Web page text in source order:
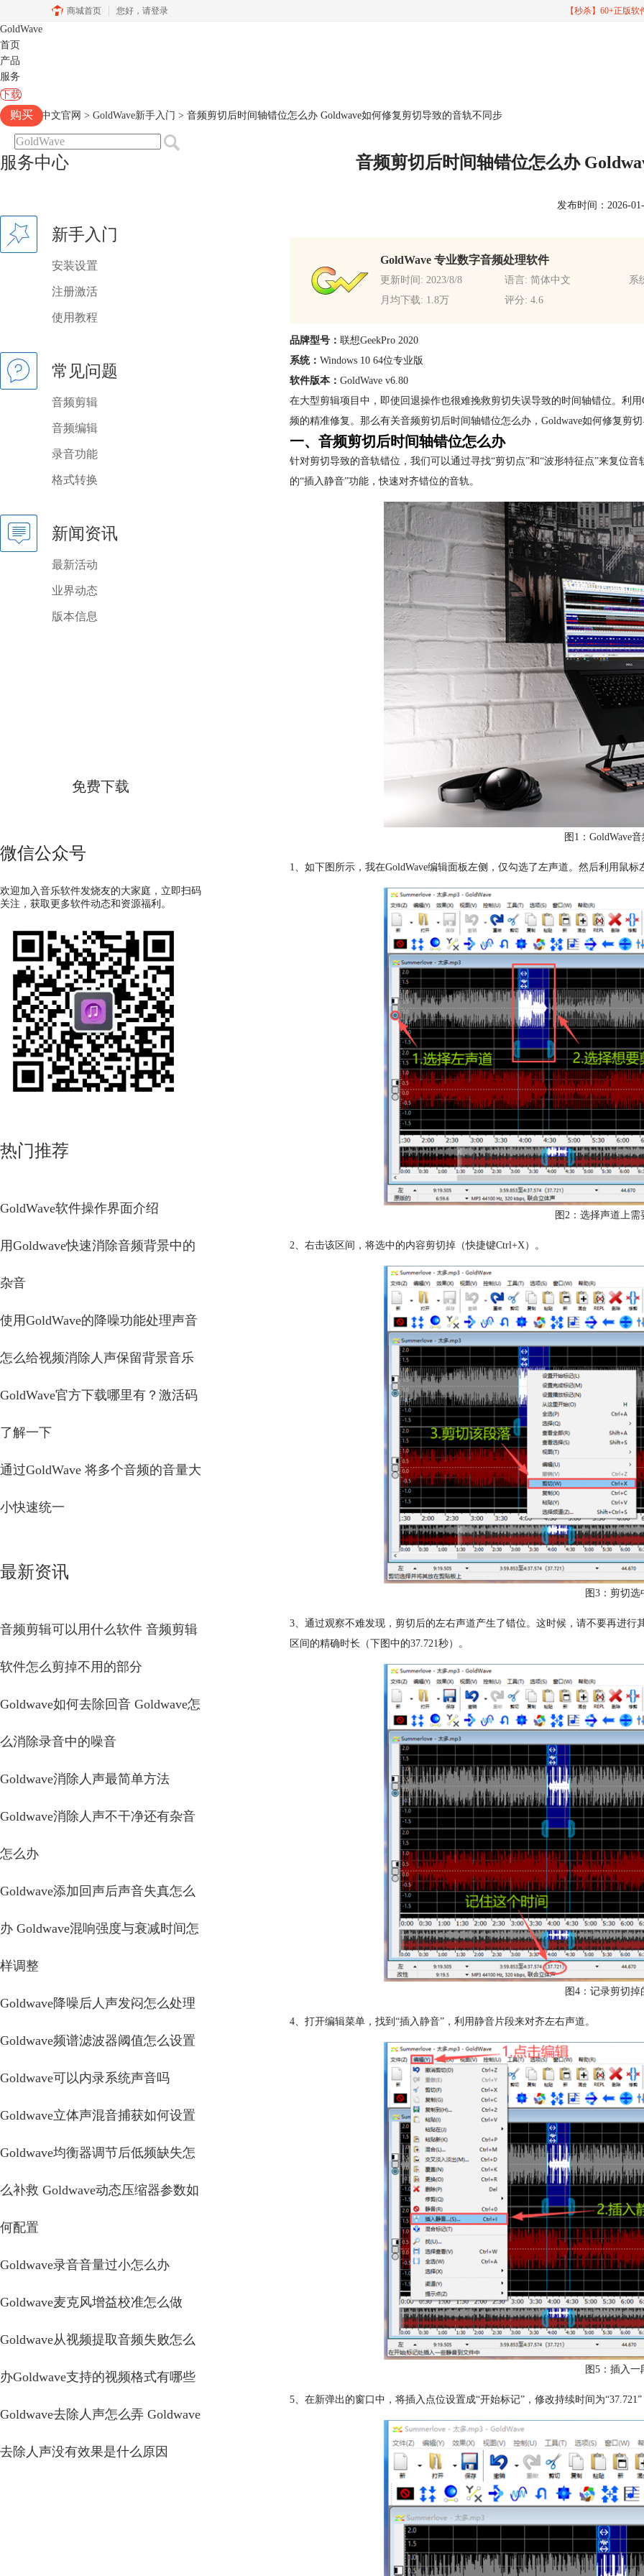
商城首页 您好， 请登录 【秒杀】60+正版
GoldWave
首页
产品
服务
下载
购买
Goldwave中文官网 > GoldWave新手入门 > 音频剪切后时间轴错位怎么办 Goldwave如何修复剪切导致的音轨不同步
服务中心
新手入门
安装设置
注册激活
使用教程
常见问题
音频剪辑
音频编辑
录音功能
格式转换
新闻资讯
最新活动
业界动态
版本信息
免费下载
微信公众号
欢迎加入音乐软件发烧友的大家庭，立即扫码
关注，获取更多软件动态和资源福利。
热门推荐
GoldWave软件操作界面介绍
用Goldwave快速消除音频背景中的
杂音
使用GoldWave的降噪功能处理声音
怎么给视频消除人声保留背景音乐
GoldWave官方下载哪里有？激活码
了解一下
通过GoldWave 将多个音频的音量大
小快速统一
最新资讯
音频剪辑可以用什么软件 音频剪辑
软件怎么剪掉不用的部分
Goldwave如何去除回音 Goldwave怎
么消除录音中的噪音
Goldwave消除人声最简单方法
Goldwave消除人声不干净还有杂音
怎么办
Goldwave添加回声后声音失真怎么
办 Goldwave混响强度与衰减时间怎
样调整
Goldwave降噪后人声发闷怎么处理
Goldwave频谱滤波器阈值怎么设置
Goldwave可以内录系统声音吗
Goldwave立体声混音捕获如何设置
Goldwave均衡器调节后低频缺失怎
么补救 Goldwave动态压缩器参数如
何配置
Goldwave录音音量过小怎么办
Goldwave麦克风增益校准怎么做
Goldwave从视频提取音频失败怎么
办Goldwave支持的视频格式有哪些
Goldwave去除人声怎么弄 Goldwave
去除人声没有效果是什么原因
音频剪切后时间轴错位怎么办
发布时间：2026-
GoldWave 专业数字音频处理软件
更新时间: 2023/8/8 语言: 简体中文
系
月均下载: 1.8万
评分: 4.6
品牌型号：联想GeekPro 2020
系统：Windows 10 64位专业版
软件版本：GoldWave v6.80
在大型剪辑项目中，即使回退操作也很难挽救剪切失误导致的时间轴错位。利
频的精准修复。那么有关音频剪切后时间轴错位怎么办，Goldwave如何修复剪
一、音频剪切后时间轴错位怎么办
针对剪切导致的音轨错位，我们可以通过寻找“剪切点”和“波形特征点”来复位
的“插入静音”功能，快速对齐错位的音轨。
图1：GoldWave
1、如下图所示，我在GoldWave编辑面板左侧，仅勾选了左声道。然后利用鼠
图2：选择声道上
2、右击该区间，将选中的内容剪切掉（快捷键Ctrl+X）。
图3：剪切选
3、通过观察不难发现，剪切后的左右声道产生了错位。这时候，请不要再进
区间的精确时长（下图中的37.721秒）。
图4：记录剪切掉
4、打开编辑菜单，找到“插入静音”，利用静音片段来对齐左右声道。
图5：插入一
5、在新弹出的窗口中，将插入点位设置成“开始标记”，修改持续时间为